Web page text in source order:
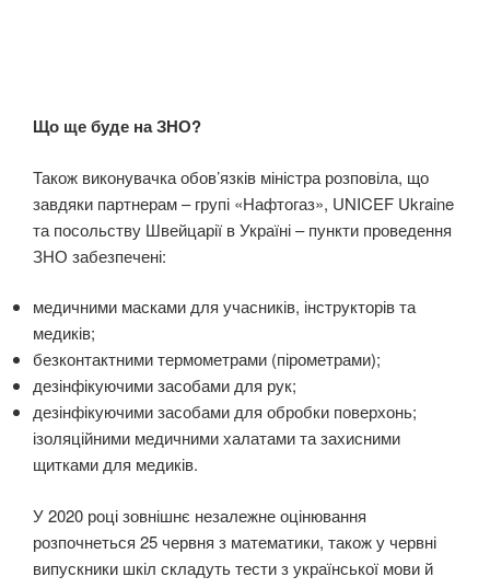
Що ще буде на ЗНО?
Також виконувачка обов’язків міністра розповіла, що
завдяки партнерам – групі «Нафтогаз», UNICEF Ukraine
та посольству Швейцарії в Україні – пункти проведення
ЗНО забезпечені:
медичними масками для учасників, інструкторів та
медиків;
безконтактними термометрами (пірометрами);
дезінфікуючими засобами для рук;
дезінфікуючими засобами для обробки поверхонь;
ізоляційними медичними халатами та захисними
щитками для медиків.
У 2020 році зовнішнє незалежне оцінювання
розпочнеться 25 червня з математики, також у червні
випускники шкіл складуть тести з української мови й